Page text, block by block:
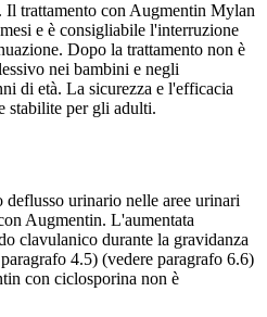
Il trattamento con Augmentin Mylan
e è consigliabile l'interruzione
Dopo la trattamento non è
nei bambini e negli
di età. La sicurezza e l'efficacia
stabilite per gli adulti.
deflusso urinario nelle aree urinari
Augmentin. L'aumentata
clavulanico durante la gravidanza
4.5) (vedere paragrafo 6.6)
con ciclosporina non è